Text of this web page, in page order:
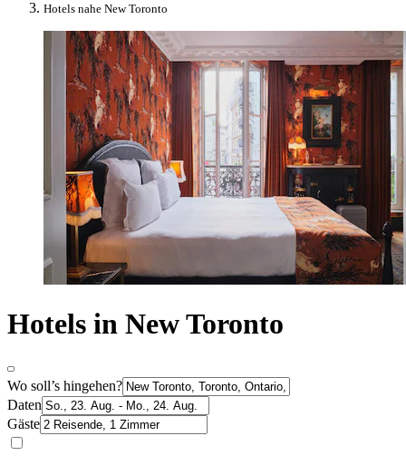
Hotels nahe New Toronto
Hotels in New Toronto
Wo soll’s hingehen?
Daten
Gäste